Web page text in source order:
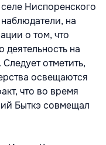
Ниспоренского
на
о том, что
на
отметить,
освещаются
что во время
Быткэ совмещал